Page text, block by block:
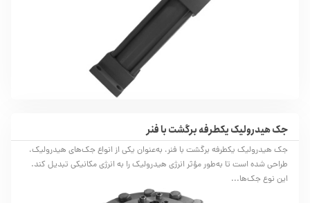
جک هیدرولیک یکطرفه برگشت با فنر
جک هیدرولیک یکطرفه برگشت با فنر، به‌عنوان یکی از انواع جک‌های هیدرولیک،
طراحی شده است تا به‌طور مؤثر انرژی هیدرولیک را به انرژی مکانیکی تبدیل کند.
این نوع جک‌ها...